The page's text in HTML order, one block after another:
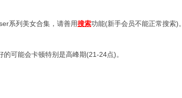
系列美女合集，请善用搜索功能(新手会员不能正常搜索)。
可能会卡顿特别是高峰期(21-24点)。